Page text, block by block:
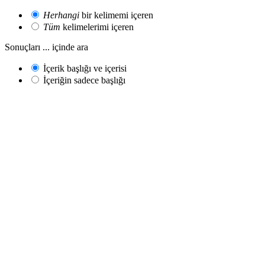
Herhangi bir kelimemi içeren
Tüm kelimelerimi içeren
Sonuçları ... içinde ara
İçerik başlığı ve içerisi
İçeriğin sadece başlığı